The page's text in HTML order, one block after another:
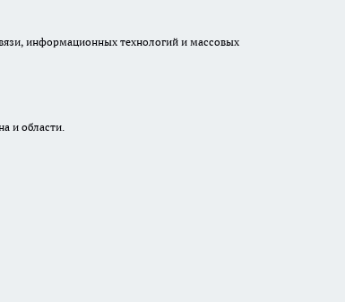
информационных технологий и массовых
и области.